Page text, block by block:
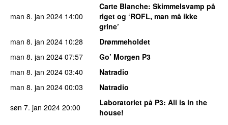
man 8. jan 2024 14:00
Carte Blanche: Skimmelsvamp på
riget og ‘ROFL, man må ikke
grine’
man 8. jan 2024 10:28
Drømmeholdet
man 8. jan 2024 07:57
Go’ Morgen P3
man 8. jan 2024 03:40
Natradio
man 8. jan 2024 00:03
Natradio
søn 7. jan 2024 20:00 Laboratoriet på P3: Ali is in the
house!